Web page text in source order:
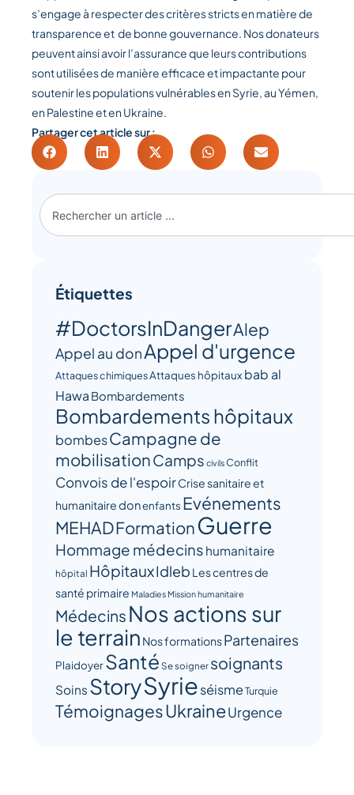
s’engage à respecter des critères stricts en matière de
transparence et de bonne gouvernance. Nos donateurs
peuvent ainsi avoir l’assurance que leurs contributions
sont utilisées de manière efficace et impactante pour
soutenir les populations vulnérables en Syrie, au Yémen,
en Palestine et en Ukraine.
Partager cet article sur :
Étiquettes
#DoctorsInDangerAlep
Appel au donAppel d'urgence
Attaques chimiquesAttaques hôpitaux bab al
Hawa Bombardements
Bombardements hôpitaux
bombesCampagne de
mobilisationCamps civilsConflit
Convois de l'espoirCrise sanitaire et
humanitairedonenfants Evénements
MEHADFormationGuerre
Hommage médecins humanitaire
hôpital HôpitauxIdleb Les centres de
santé primaire Maladies Mission humanitaire
Médecins Nos actions sur
le terrain Nos formationsPartenaires
PlaidoyerSanté Se soigner soignants
Soins StorySyrieséismeTurquie
TémoignagesUkraineUrgence